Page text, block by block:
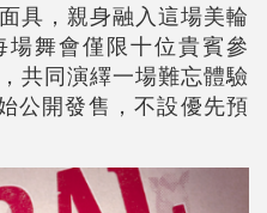
具，親身融入這場美輪
舞會僅限十位貴賓參
共同演繹一場難忘體驗
公開發售，不設優先預